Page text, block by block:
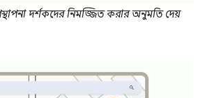
দর্শকদের নিমজ্জিত করার অনুমতি দেয়